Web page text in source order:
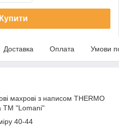
Купити
Доставка Оплата Умови
махрові з написом THERMO
ТМ "Lomani"
40-44